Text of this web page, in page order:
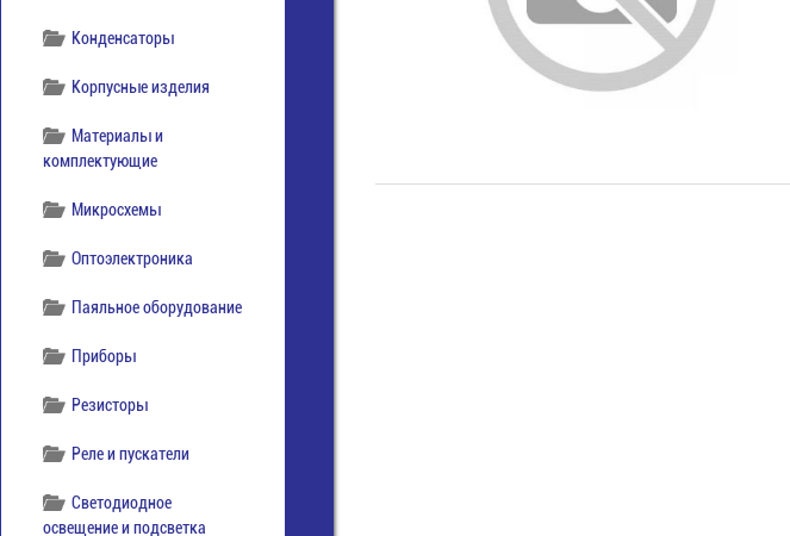
Конденсаторы
Корпусные изделия
Материалы и
комплектующие
Микросхемы
Оптоэлектроника
Паяльное оборудование
Приборы
Резисторы
Реле и пускатели
Светодиодное
освещение и подсветка